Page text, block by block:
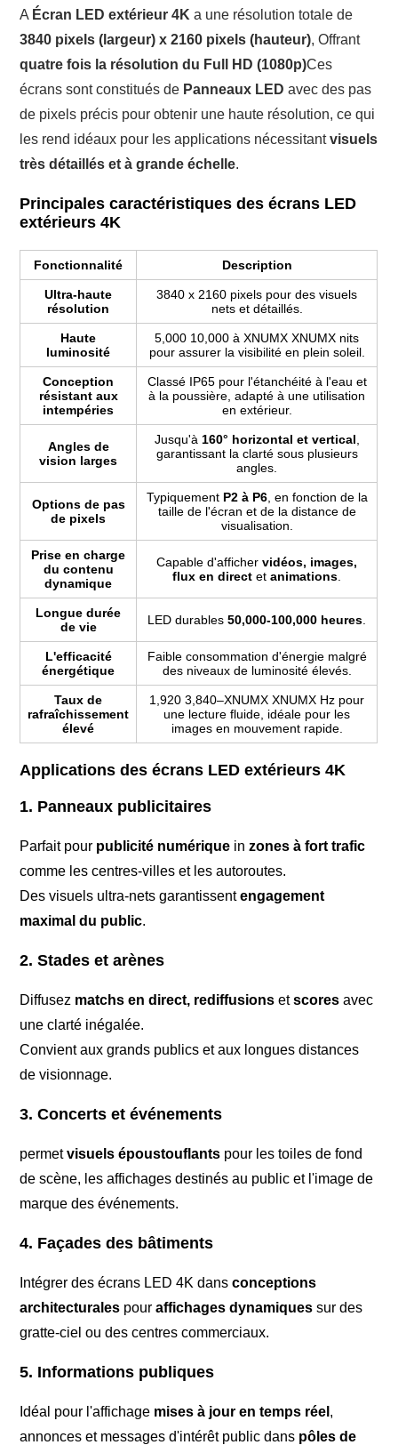
A Écran LED extérieur 4K a une résolution totale de
3840 pixels (largeur) x 2160 pixels (hauteur), Offrant
quatre fois la résolution du Full HD (1080p)Ces
écrans sont constitués de Panneaux LED avec des pas
de pixels précis pour obtenir une haute résolution, ce qui
les rend idéaux pour les applications nécessitantvisuels
très détaillés et à grande échelle.
Principales caractéristiques des écrans LED
extérieurs 4K
Fonctionnalité Description
Ultra-haute
résolution
3840 x 2160 pixels pour des visuels
nets et détaillés.
Haute
luminosité
5,000 10,000 à XNUMX XNUMX nits
pour assurer la visibilité en plein soleil.
Conception
résistant aux
intempéries
Classé IP65 pour l'étanchéité à l'eau et
à la poussière, adapté à une utilisation
en extérieur.
Angles de
vision larges
Jusqu'à 160° horizontal et vertical
garantissant la clarté sous plusieurs
angles.
Options de pas
de pixels
Typiquement P2 à P6, en fonction de la
taille de l'écran et de la distance de
visualisation.
Prise en charge
du contenu
dynamique
Capable d'affichervidéos, images,
flux en direct etanimations
Longue durée
de vie
LED durables50,000-100,000 heures
L'efficacité
énergétique
Faible consommation d'énergie malgré
des niveaux de luminosité élevés.
Taux de
rafraîchissement
élevé
1,920 3,840–XNUMX XNUMX Hz pour
une lecture fluide, idéale pour les
images en mouvement rapide.
Applications des écrans LED extérieurs 4K
1. Panneaux publicitaires
Parfait pour publicité numérique inzones à fort trafic
comme les centres-villes et les autoroutes.
Des visuels ultra-nets garantissentengagement
maximal du public.
2. Stades et arènes
Diffusez matchs en direct, rediffusions etscores avec
une clarté inégalée.
Convient aux grands publics et aux longues distances
de visionnage.
3. Concerts et événements
permetvisuels époustouflants pour les toiles de fond
de scène, les affichages destinés au public et l'image de
marque des événements.
4. Façades des bâtiments
Intégrer des écrans LED 4K dansconceptions
architecturales pouraffichages dynamiques sur des
gratte-ciel ou des centres commerciaux.
5. Informations publiques
Idéal pour l'affichage mises à jour en temps réel ,
annonces et messages d'intérêt public dans pôles de